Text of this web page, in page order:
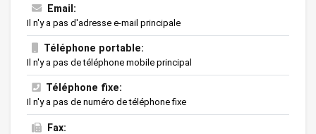
Email:
Il n'y a pas d'adresse e-mail principale
Téléphone portable:
Il n'y a pas de téléphone mobile principal
Téléphone fixe:
Il n'y a pas de numéro de téléphone fixe
Fax: